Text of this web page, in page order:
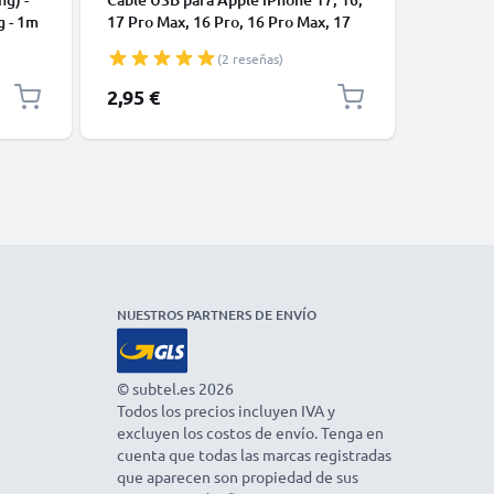
- 1m
17 Pro Max, 16 Pro, 16 Pro Max, 17
S25 Ultra, S25 Google Pixel 10, 9a,
10 Pro, 10 Pro XL Xiaomi 15 Ultra,
Redmi Note 14 Pro+, Note 14 Pro,
(2 reseñas)
2,95 €
NUESTROS PARTNERS DE ENVÍO
© subtel.es 2026
Todos los precios incluyen IVA y
excluyen los costos de envío. Tenga en
cuenta que todas las marcas registradas
que aparecen son propiedad de sus